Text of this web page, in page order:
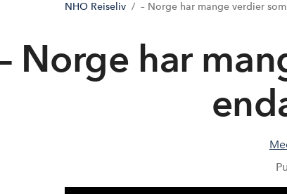
NHO Reiseliv – Norge har mange verdier
Norge har